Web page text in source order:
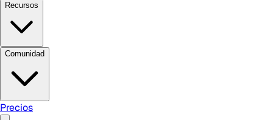
Recursos
Comunidad
Precios